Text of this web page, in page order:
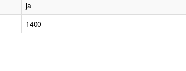
ja
1400